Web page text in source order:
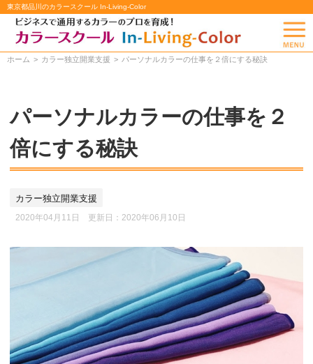
東京都品川のカラースクール In-Living-Color
ホーム カラー独立開業支援 パーソナルカラーの仕事を２倍にする秘訣
パーソナルカラーの仕事を２
倍にする秘訣
カラー独立開業支援
2020年04月11日 更新日： 2020年06月10日